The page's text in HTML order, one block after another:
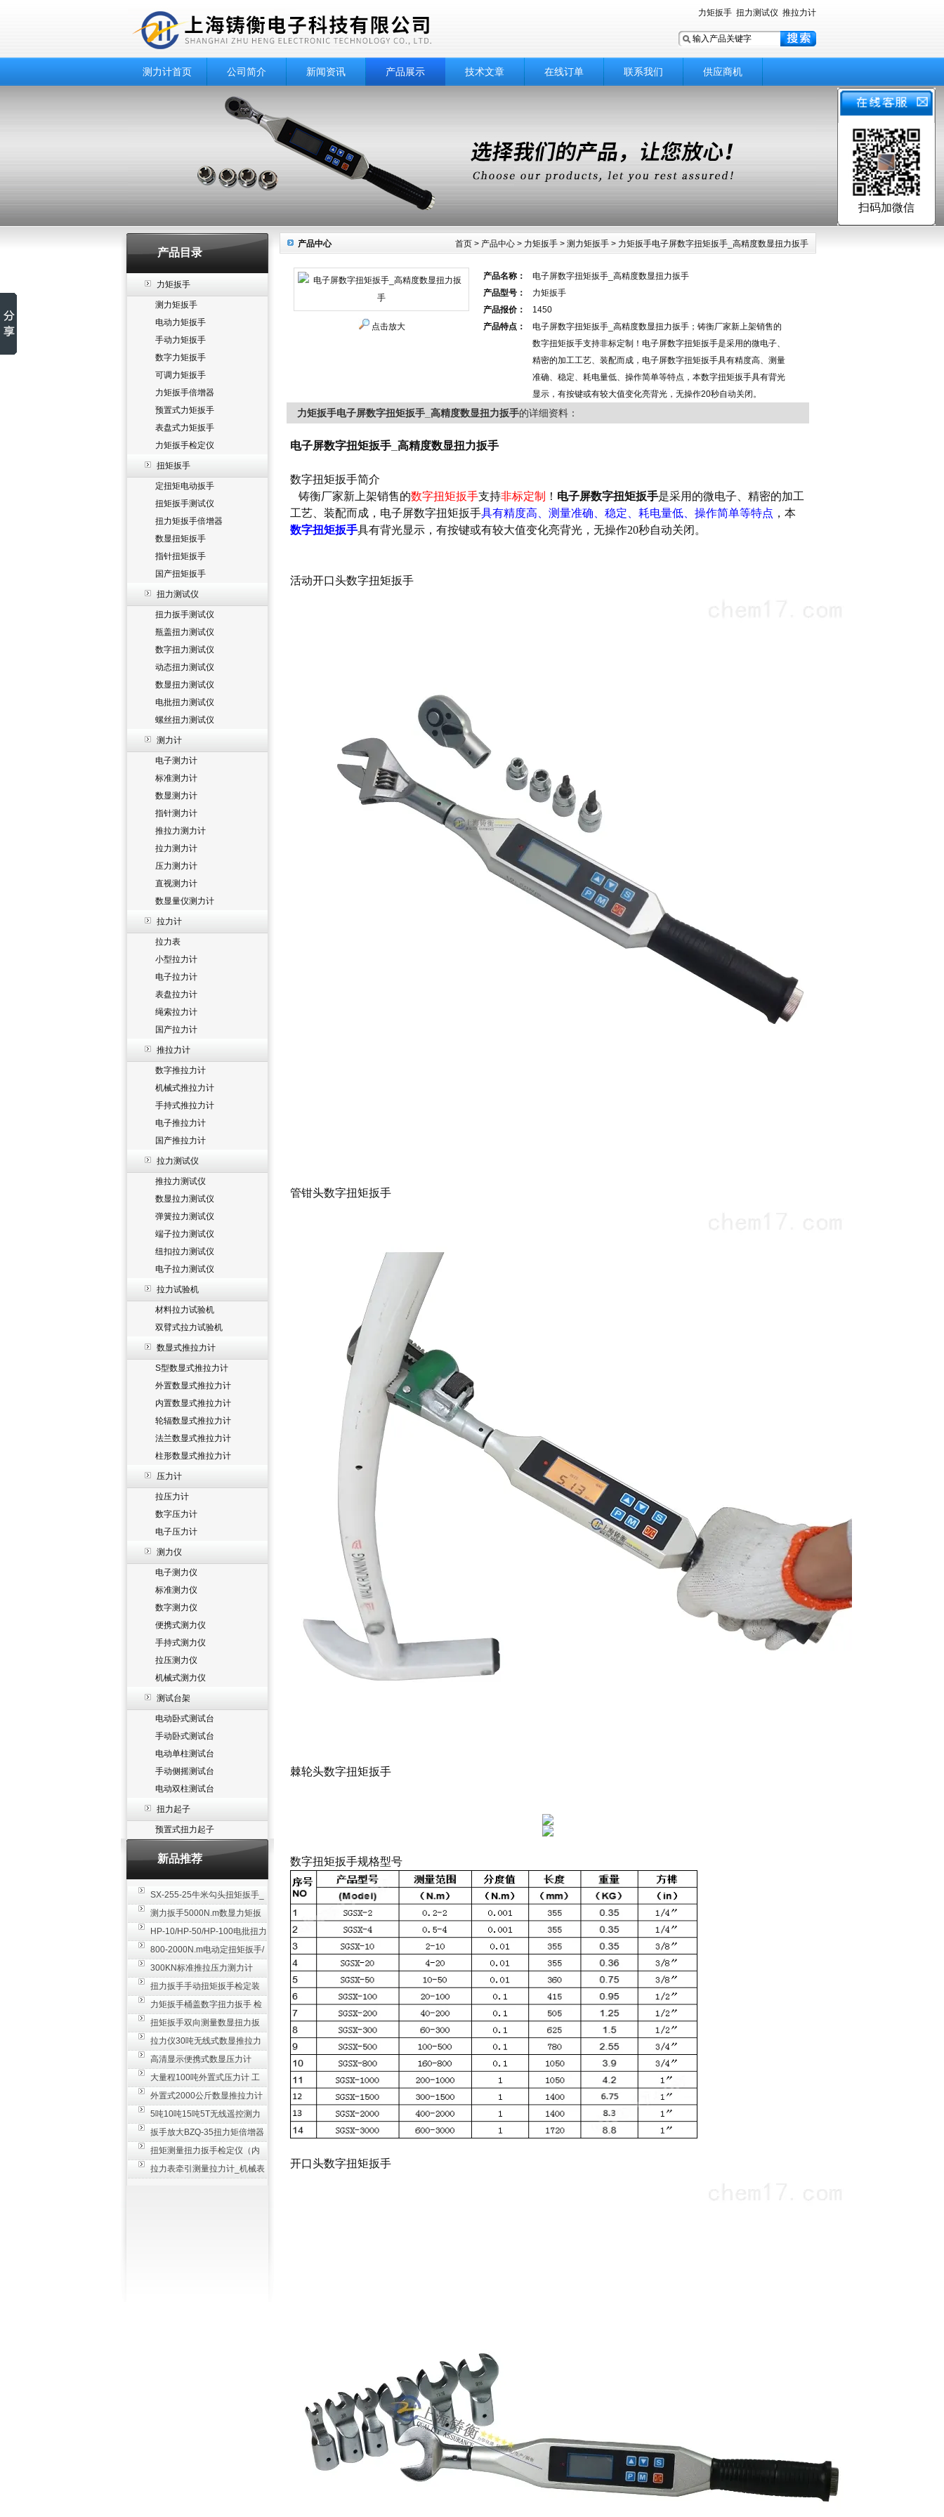
力矩扳手 扭力测试仪 推拉力计
测力计首页 公司简介 新闻资讯 产品展示 技术文章 在线订单 联系我们 供应商机
产品目录
力矩扳手
测力矩扳手
电动力矩扳手
手动力矩扳手
数字力矩扳手
可调力矩扳手
力矩扳手倍增器
预置式力矩扳手
表盘式力矩扳手
力矩扳手检定仪
扭矩扳手
定扭矩电动扳手
扭矩扳手测试仪
扭力矩扳手倍增器
数显扭矩扳手
指针扭矩扳手
国产扭矩扳手
扭力测试仪
扭力扳手测试仪
瓶盖扭力测试仪
数字扭力测试仪
动态扭力测试仪
数显扭力测试仪
电批扭力测试仪
螺丝扭力测试仪
测力计
电子测力计
标准测力计
数显测力计
指针测力计
推拉力测力计
拉力测力计
压力测力计
直视测力计
数显量仪测力计
拉力计
拉力表
小型拉力计
电子拉力计
表盘拉力计
绳索拉力计
国产拉力计
推拉力计
数字推拉力计
机械式推拉力计
手持式推拉力计
电子推拉力计
国产推拉力计
拉力测试仪
推拉力测试仪
数显拉力测试仪
弹簧拉力测试仪
端子拉力测试仪
纽扣拉力测试仪
电子拉力测试仪
拉力试验机
材料拉力试验机
双臂式拉力试验机
数显式推拉力计
S型数显式推拉力计
外置数显式推拉力计
内置数显式推拉力计
轮辐数显式推拉力计
法兰数显式推拉力计
柱形数显式推拉力计
压力计
拉压力计
数字压力计
电子压力计
测力仪
电子测力仪
标准测力仪
数字测力仪
便携式测力仪
手持式测力仪
拉压测力仪
机械式测力仪
测试台架
电动卧式测试台
手动卧式测试台
电动单柱测试台
手动侧摇测试台
电动双柱测试台
扭力起子
预置式扭力起子
新品推荐
SX-255-25牛米勾头扭矩扳手_
螺栓紧固扭力扳手
测力扳手5000N.m数显力矩扳
手 非标扭力扳手工业级
HP-10/HP-50/HP-100电批扭力
测试仪,测量仪
800-2000N.m电动定扭矩扳手/
扭矩电动扳手
300KN标准推拉压力测力计
_0.3级数显压力仪
扭力扳手手动扭矩扳手检定装
置 50-100N扳手测量仪器
力矩扳手桶盖数字扭力扳手 检
测瓶盖拧紧扭矩工具
扭矩扳手双向测量数显扭力扳
手 2000N,m力矩扳手价格
拉力仪30吨无线式数显推拉力
计 数字显示测力计80T
高清显示便携式数显压力计
300N500n_手持电子测力计
大量程100吨外置式压力计 工
业用数显测力计价格
外置式2000公斤数显推拉力计
_数字拉力压力测试仪
5吨10吨15吨5T无线遥控测力
计_带遥控电子拉力计数显式
扳手放大BZQ-35扭力矩倍增器
_3500牛米扭力倍力器仪
扭矩测量扭力扳手检定仪（内
置打印） 扭矩检验仪器
拉力表牵引测量拉力计_机械表
首页 > 产品中心 > 力矩扳手 > 测力矩扳手 > 力矩扳手电子屏数字扭矩扳手_高精度数显扭力扳手
产品中心
点击放大
产品名称：
电子屏数字扭矩扳手_高精度数显扭力扳手
产品型号：
力矩扳手
产品报价：
1450
产品特点：
电子屏数字扭矩扳手_高精度数显扭力扳手；铸衡厂家新上架销售的
数字扭矩扳手支持非标定制！电子屏数字扭矩扳手是采用的微电子、
精密的加工工艺、装配而成，电子屏数字扭矩扳手具有精度高、测量
准确、稳定、耗电量低、操作简单等特点，本数字扭矩扳手具有背光
显示，有按键或有较大值变化亮背光，无操作20秒自动关闭。
力矩扳手电子屏数字扭矩扳手_高精度数显扭力扳手的详细资料：
电子屏数字扭矩扳手_高精度数显扭力扳手
数字扭矩扳手简介
铸衡厂家新上架销售的数字扭矩扳手支持非标定制 ！ 电子屏数字扭矩扳手是采用的微电子、精密的加工
工艺、装配而成，电子屏数字扭矩扳手具有精度高、测量准确、稳定、耗电量低、操作简单等特点 ，本
数字扭矩扳手具有背光显示，有按键或有较大值变化亮背光，无操作20秒自动关闭。
活动开口头数字扭矩扳手
管钳头数字扭矩扳手
棘轮头数字扭矩扳手
数字扭矩扳手规格型号
开口头数字扭矩扳手
扫码加微信